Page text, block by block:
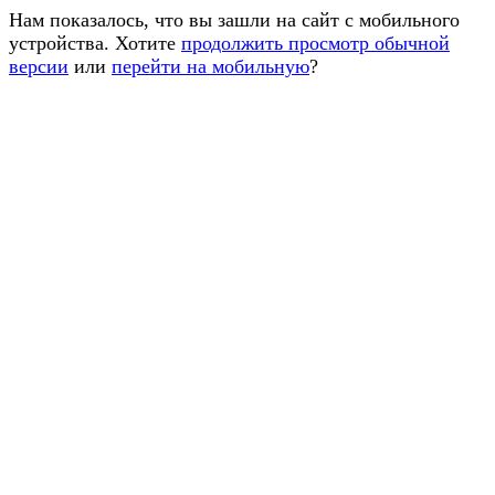
Нам показалось, что вы зашли на сайт с мобильного
устройства. Хотите продолжить просмотр обычной
версии или перейти на мобильную?